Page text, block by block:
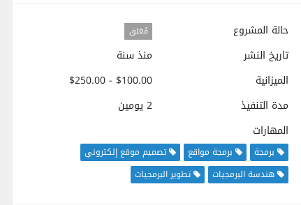
حالة المشروع مُغلق
تاريخ النشر
منذ سنة
الميزانية
$100.00 - $250.00
مدة التنفيذ
2 يومين
المهارات
برمجة برمجة مواقع
تصميم موقع إلكتروني
هندسة البرمجيات
تطوير البرمجيات